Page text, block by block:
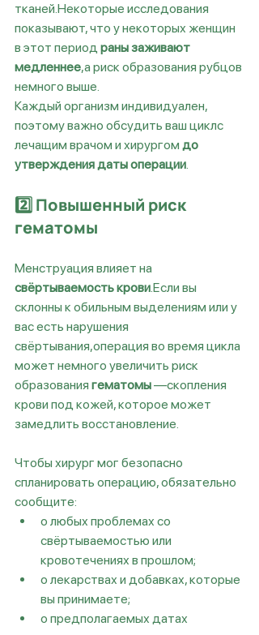
тканей.Некоторые исследования
показывают, что у некоторых женщин
в этот период раны заживают
медленнее,а риск образования рубцов
немного выше.
Каждый организм индивидуален,
поэтому важно обсудить ваш циклс
лечащим врачом и хирургом до
утверждения даты операции.
2️⃣ Повышенный риск
гематомы
Менструация влияет на
свёртываемость крови.Если вы
склонны к обильным выделениям или у
вас есть нарушения
свёртывания,операция во время цикла
может немного увеличить риск
образования гематомы —скопления
крови под кожей, которое может
замедлить восстановление.
Чтобы хирург мог безопасно
спланировать операцию, обязательно
сообщите:
о любых проблемах со
свёртываемостью или
кровотечениях в прошлом;
о лекарствах и добавках, которые
вы принимаете;
о предполагаемых датах